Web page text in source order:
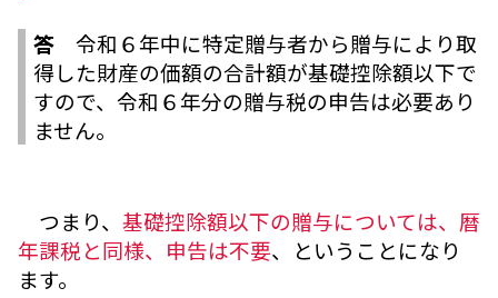
答 令和６年中に特定贈与者から贈与により取
得した財産の価額の合計額が基礎控除額以下で
すので、令和６年分の贈与税の申告は必要あり
ません。
つまり、 基礎控除額以下の贈与については、暦
年課税と同様、申告は不要、ということになり
ます。